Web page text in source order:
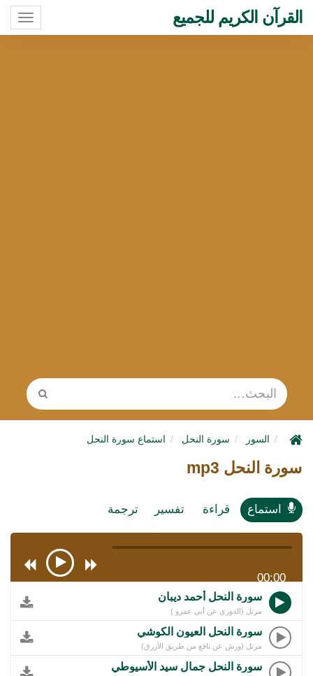
القرآن الكريم للجميع
السور سورة النحل استماع سورة النحل
سورة النحل mp3
استماع قراءة تفسير ترجمة
00:00
سورة النحل أحمد ديبان
مرتل (الدوري عن أبي عمرو )
سورة النحل العيون الكوشي
مرتل (ورش عن نافع من طريق الأزرق)
سورة النحل جمال سيد الأسيوطي